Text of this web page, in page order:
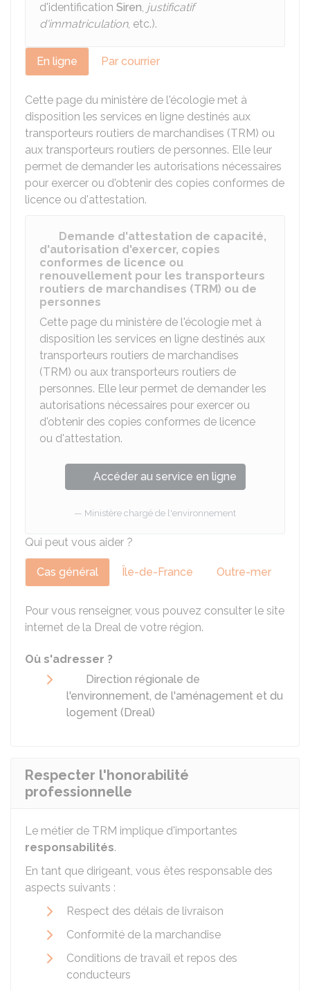
d'identification Siren, justificatif
d'immatriculation, etc.).
En ligne Par courrier
Cette page du ministère de l'écologie met à
disposition les services en ligne destinés aux
transporteurs routiers de marchandises (TRM) ou
aux transporteurs routiers de personnes. Elle leur
permet de demander les autorisations nécessaires
pour exercer ou d'obtenir des copies conformes de
licence ou d'attestation.
Demande d'attestation de capacité,
d'autorisation d'exercer, copies
conformes de licence ou
renouvellement pour les transporteurs
routiers de marchandises (TRM) ou de
personnes
Cette page du ministère de l'écologie met à
disposition les services en ligne destinés aux
transporteurs routiers de marchandises
(TRM) ou aux transporteurs routiers de
personnes. Elle leur permet de demander les
autorisations nécessaires pour exercer ou
d'obtenir des copies conformes de licence
ou d'attestation.
Accéder au service en ligne
Ministère chargé de l'environnement
Qui peut vous aider ?
Cas général Île-de-France Outre-mer
Pour vous renseigner, vous pouvez consulter le site
internet de la Dreal de votre région.
Où s'adresser ?
Direction régionale de
l'environnement, de l'aménagement et du
logement (Dreal)
Respecter l'honorabilité
professionnelle
Le métier de TRM implique d'importantes
responsabilités.
En tant que dirigeant, vous êtes responsable des
aspects suivants :
Respect des délais de livraison
Conformité de la marchandise
Conditions de travail et repos des
conducteurs